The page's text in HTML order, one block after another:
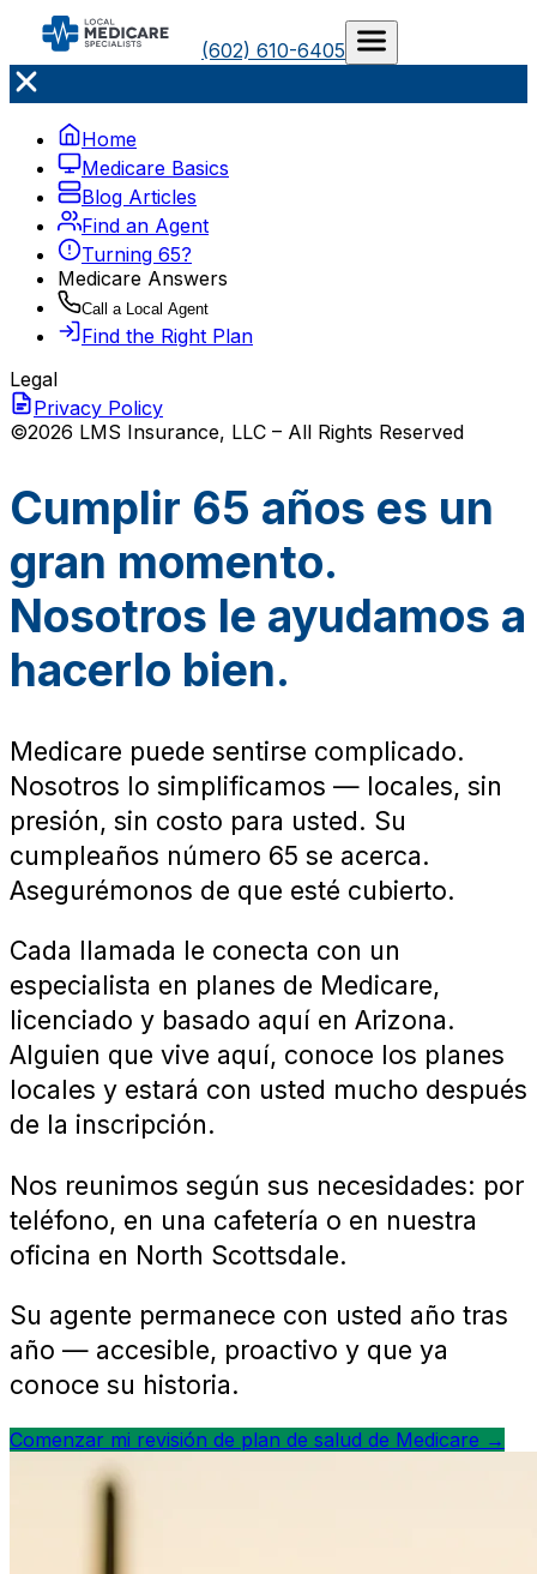
(602) 610-6405
Home
Medicare Basics
Blog Articles
Find an Agent
Turning 65?
Medicare Answers
Call a Local Agent
Find the Right Plan
Legal
Privacy Policy
©2026 LMS Insurance, LLC – All Rights Reserved
Cumplir 65 años es un
gran momento.
Nosotros le ayudamos a
hacerlo bien.
Medicare puede sentirse complicado.
Nosotros lo simplificamos — locales, sin
presión, sin costo para usted. Su
cumpleaños número 65 se acerca.
Asegurémonos de que esté cubierto.
Cada llamada le conecta con un
especialista en planes de Medicare,
licenciado y basado aquí en Arizona.
Alguien que vive aquí, conoce los planes
locales y estará con usted mucho después
de la inscripción.
Nos reunimos según sus necesidades: por
teléfono, en una cafetería o en nuestra
oficina en North Scottsdale.
Su agente permanece con usted año tras
año — accesible, proactivo y que ya
conoce su historia.
Comenzar mi revisión de plan de salud de Medicare →